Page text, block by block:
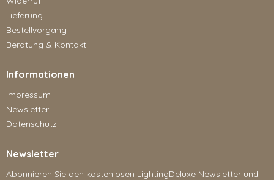
Lieferung
Bestellvorgang
Beratung & Kontakt
Informationen
Impressum
Newsletter
Datenschutz
Newsletter
Abonnieren Sie den kostenlosen LightingDeluxe Newsletter und